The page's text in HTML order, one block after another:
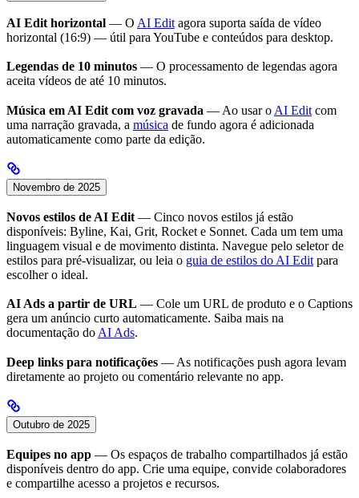
AI Edit horizontal — O AI Edit agora suporta saída de vídeo
horizontal (16:9) — útil para YouTube e conteúdos para desktop.
Legendas de 10 minutos — O processamento de legendas agora
aceita vídeos de até 10 minutos.
Música em AI Edit com voz gravada — Ao usar o AI Edit com
uma narração gravada, a música de fundo agora é adicionada
automaticamente como parte da edição.
Novembro de 2025
Novos estilos de AI Edit — Cinco novos estilos já estão
disponíveis: Byline, Kai, Grit, Rocket e Sonnet. Cada um tem uma
linguagem visual e de movimento distinta. Navegue pelo seletor de
estilos para pré-visualizar, ou leia o guia de estilos do AI Edit para
escolher o ideal.
AI Ads a partir de URL — Cole um URL de produto e o Captions
gera um anúncio curto automaticamente. Saiba mais na
documentação do AI Ads.
Deep links para notificações — As notificações push agora levam
diretamente ao projeto ou comentário relevante no app.
Outubro de 2025
Equipes no app — Os espaços de trabalho compartilhados já estão
disponíveis dentro do app. Crie uma equipe, convide colaboradores
e compartilhe acesso a projetos e recursos.